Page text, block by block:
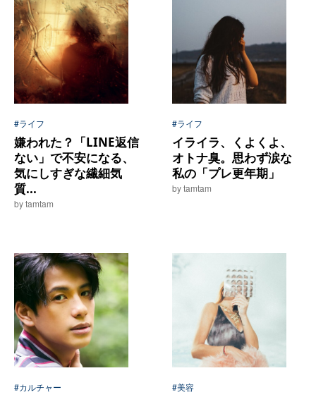
#ライフ
嫌われた？「LINE返信
ない」で不安になる、
気にしすぎな繊細気
質...
by tamtam
#ライフ
イライラ、くよくよ、
オトナ臭。思わず涙な
私の「プレ更年期」
by tamtam
#カルチャー #美容